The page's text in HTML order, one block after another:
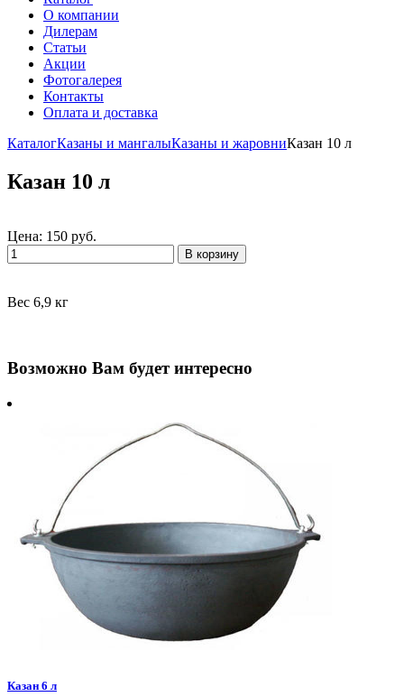
О компании
Дилерам
Статьи
Акции
Фотогалерея
Контакты
Оплата и доставка
КаталогКазаны и мангалыКазаны и жаровниКазан 10 л
Казан 10 л
Цена: 150 руб.
В корзину
Вес 6,9 кг
Возможно Вам будет интересно
Казан 6 л